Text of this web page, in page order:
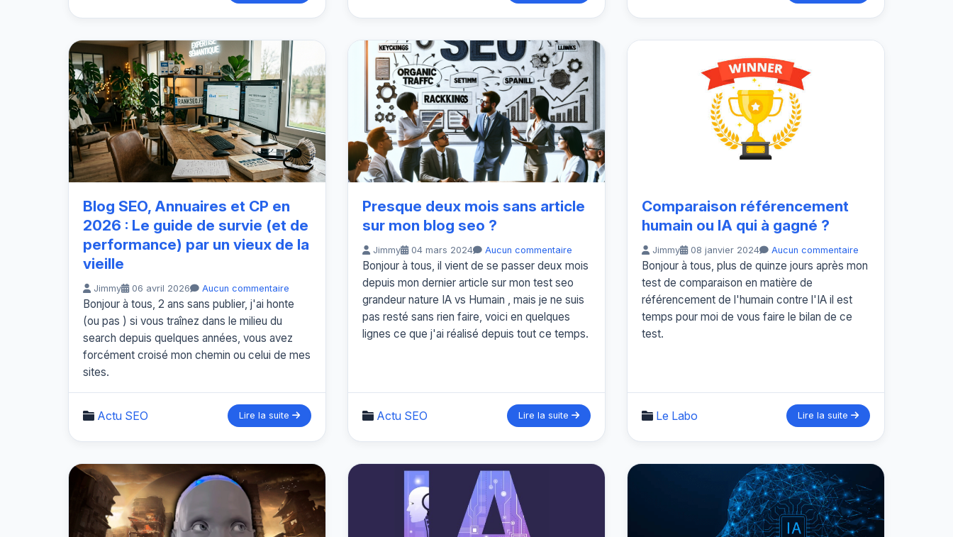
Blog SEO, Annuaires et CP en
2026 : Le guide de survie (et de
performance) par un vieux de la
vieille
Jimmy 06 avril 2026 Aucun commentaire
Bonjour à tous, 2 ans sans publier, j'ai honte
(ou pas ) si vous traînez dans le milieu du
search depuis quelques années, vous avez
forcément croisé mon chemin ou celui de mes
sites.
Actu SEO Lire la suite
Presque deux mois sans article
sur mon blog seo ?
Jimmy 04 mars 2024 Aucun commentaire
Bonjour à tous, il vient de se passer deux mois
depuis mon dernier article sur mon test seo
grandeur nature IA vs Humain , mais je ne suis
pas resté sans rien faire, voici en quelques
lignes ce que j'ai réalisé depuis tout ce temps.
Actu SEO Lire la suite
Comparaison référencement
humain ou IA qui à gagné ?
Jimmy 08 janvier 2024 Aucun commentaire
Bonjour à tous, plus de quinze jours après mon
test de comparaison en matière de
référencement de l'humain contre l'IA il est
temps pour moi de vous faire le bilan de ce
test.
Le Labo Lire la suite